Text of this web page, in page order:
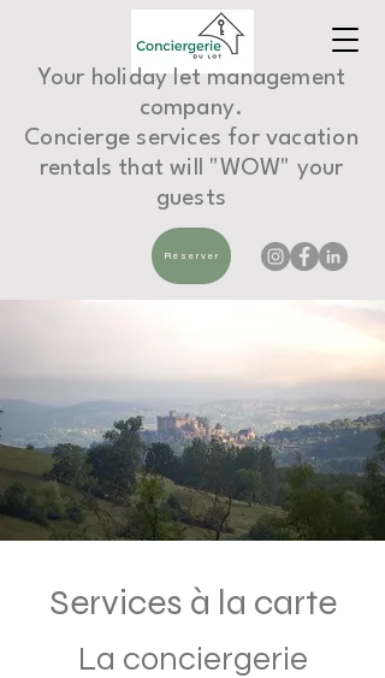
Your holiday let management
company.
Concierge services for vacation
rentals that will "WOW" your
guests
Réserver
Services à la carte
La conciergerie